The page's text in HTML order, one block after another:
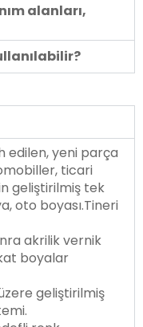
alanları,
edilen, yeni parça
ticari
geliştirilmiş tek
oto boyası.Tineri
akrilik vernik
boyalar
geliştirilmiş